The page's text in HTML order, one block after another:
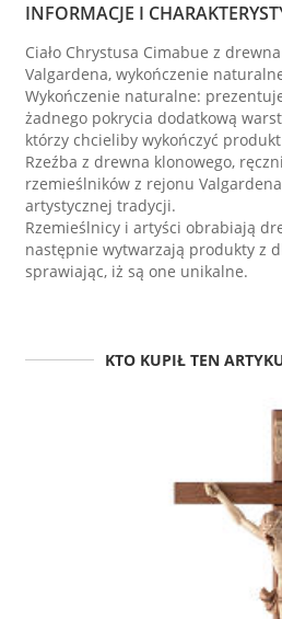
INFORMACJE I
Ciało Chrystusa Cimabue z
Valgardena, wykończenie
Wykończenie naturalne:
żadnego pokrycia dodatkową
którzy chcieliby wykończyć
Rzeźba z drewna klonowego,
rzemieślników z rejonu
artystycznej tradycji.
Rzemieślnicy i artyści obrabiają
następnie wytwarzają produkty z
sprawiając, iż są one unikalne.
KTO KUPIŁ TEN